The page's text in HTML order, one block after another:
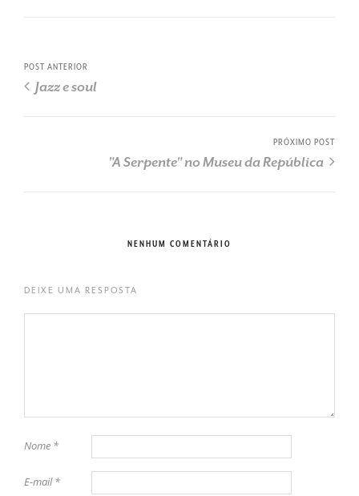
POST ANTERIOR
Jazz e soul
PRÓXIMO POST
"A Serpente" no Museu da República
NENHUM COMENTÁRIO
DEIXE UMA RESPOSTA
Nome *
E-mail*